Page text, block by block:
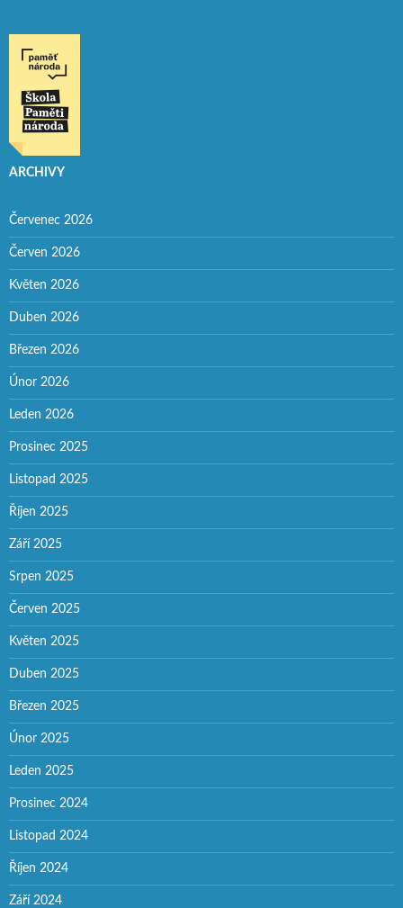
ARCHIVY
Červenec 2026
Červen 2026
Květen 2026
Duben 2026
Březen 2026
Únor 2026
Leden 2026
Prosinec 2025
Listopad 2025
Říjen 2025
Září 2025
Srpen 2025
Červen 2025
Květen 2025
Duben 2025
Březen 2025
Únor 2025
Leden 2025
Prosinec 2024
Listopad 2024
Říjen 2024
Září 2024